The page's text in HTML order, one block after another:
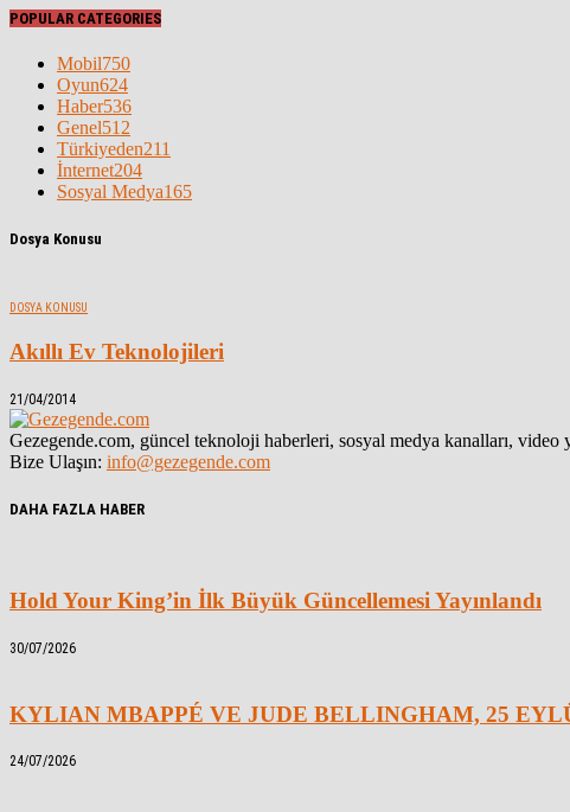
POPULAR CATEGORIES
Mobil750
Oyun624
Haber536
Genel512
Türkiyeden211
İnternet204
Sosyal Medya165
Dosya Konusu
DOSYA KONUSU
Akıllı Ev Teknolojileri
21/04/2014
Gezegende.com, güncel teknoloji haberleri, sosyal medya kanalları,
Bize Ulaşın: info@gezegende.com
DAHA FAZLA HABER
Hold Your King’in İlk Büyük Güncellemesi Yayınlandı
30/07/2026
KYLIAN MBAPPÉ VE JUDE BELLINGHAM, 25
24/07/2026